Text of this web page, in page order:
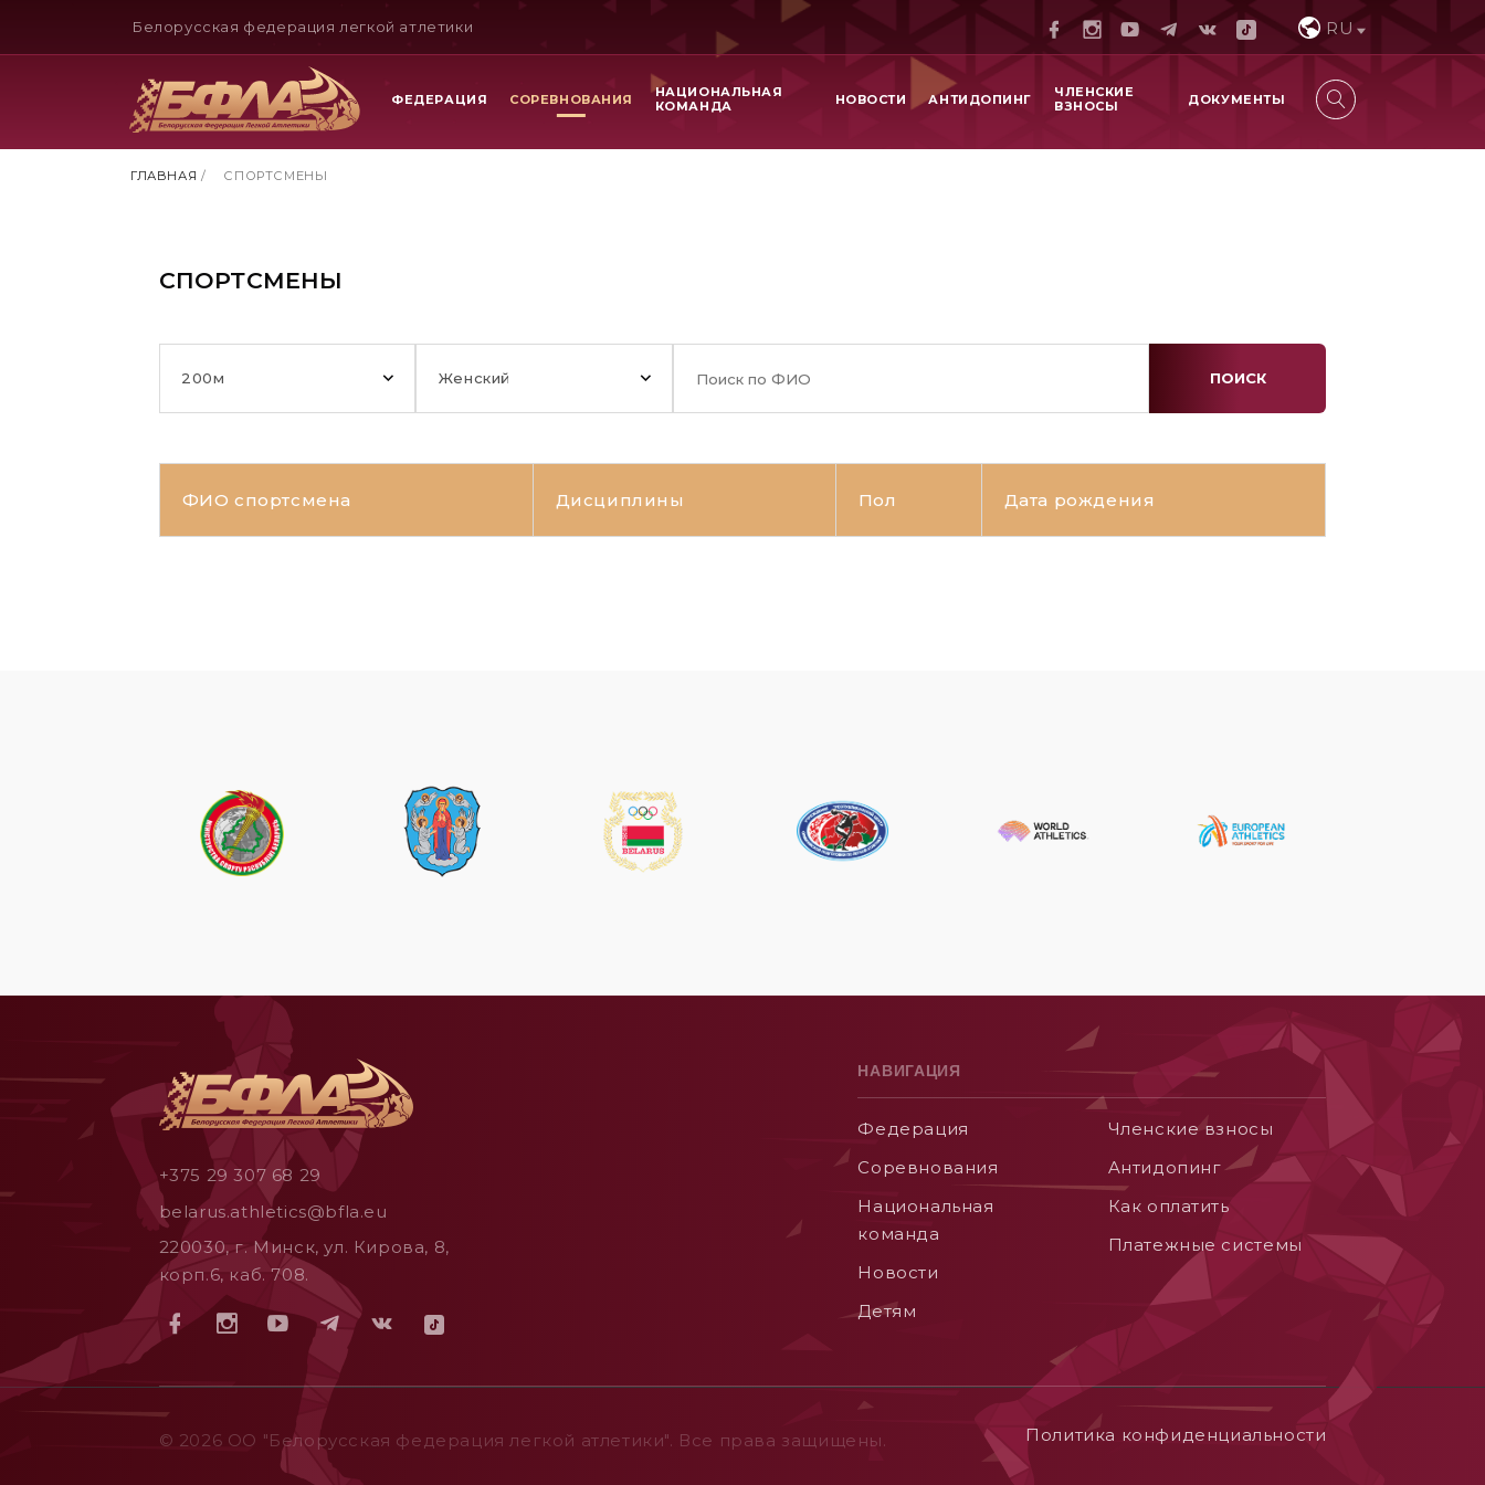
Белорусская федерация легкой атлетики RU
ФЕДЕРАЦИЯ СОРЕВНОВАНИЯ
НАЦИОНАЛЬНАЯ
КОМАНДА
НОВОСТИ АНТИДОПИНГ
ЧЛЕНСКИЕ
ВЗНОСЫ
ДОКУМЕНТЫ
ГЛАВНАЯ / СПОРТСМЕНЫ
СПОРТСМЕНЫ
200м Женский ПОИСК
ФИО спортсмена Дисциплины Пол Дата рождения
+375 29 307 68 29
belarus.athletics@bfla.eu
220030, г. Минск, ул. Кирова, 8,
корп.6, каб. 708.
НАВИГАЦИЯ
Федерация
Соревнования
Национальная
команда
Новости
Детям
Членские взносы
Aнтидопинг
Как оплатить
Платежные системы
© 2026 ОO "Белорусская федерация легкой атлетики". Все права защищены. Политика конфиденциальности